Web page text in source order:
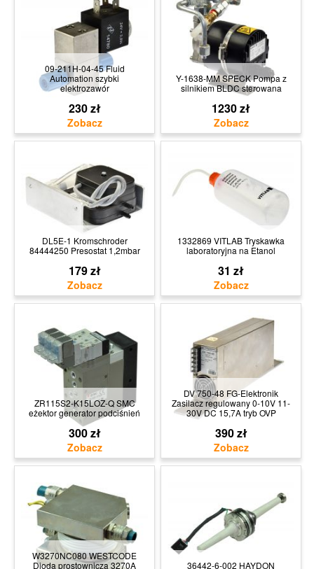
09-211H-04-45 Fluid
Automation szybki
elektrozawór
230 zł
Y-1638-MM SPECK Pompa z
silnikiem BLDC sterowana
1230 zł
DL5E-1 Kromschroder
84444250 Presostat 1,2mbar
179 zł
1332869 VITLAB Tryskawka
laboratoryjna na Etanol
31 zł
ZR115S2-K15LOZ-Q SMC
eżektor generator podciśnień
300 zł
DV 750-48 FG-Elektronik
Zasilacz regulowany 0-10V 11-
30V DC 15,7A tryb OVP
390 zł
W3270NC080 WESTCODE
Dioda prostownicza 3270A
36442-6-002 HAYDON